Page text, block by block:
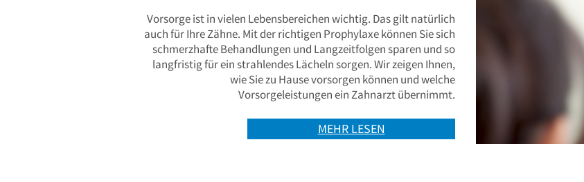
Vorsorge ist in vielen Lebensbereichen wichtig. Das gilt natürlich
auch für Ihre Zähne. Mit der richtigen Prophylaxe können Sie sich
schmerzhafte Behandlungen und Langzeitfolgen sparen und so
langfristig für ein strahlendes Lächeln sorgen. Wir zeigen Ihnen,
wie Sie zu Hause vorsorgen können und welche
Vorsorgeleistungen ein Zahnarzt übernimmt.
MEHR LESEN